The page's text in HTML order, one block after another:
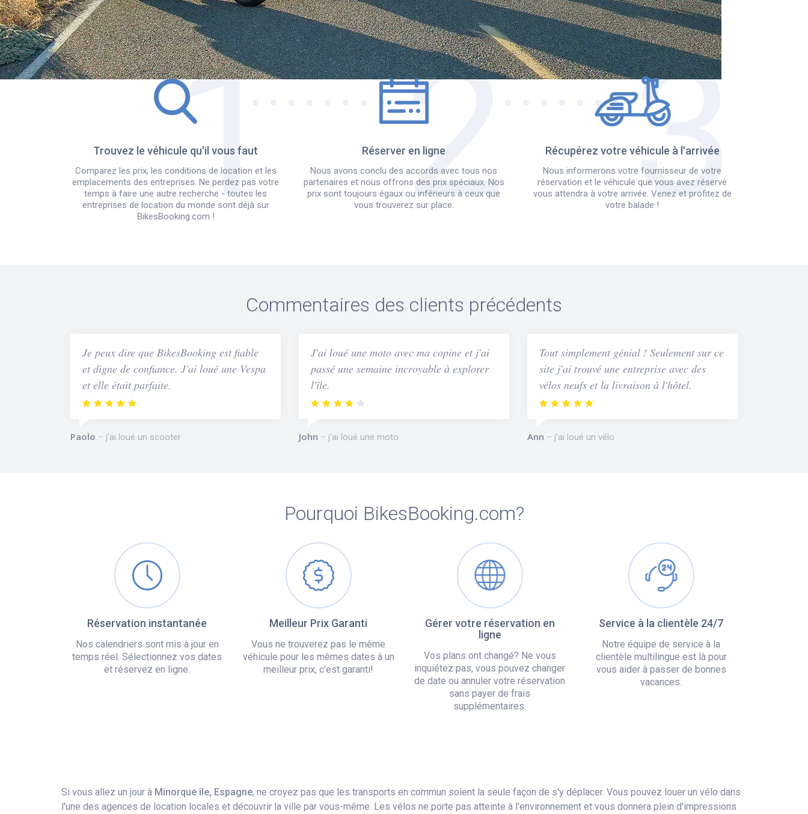
Comment ça marche?
Trouvez le véhicule qu'il vous faut
Comparez les prix, les conditions de location et les
emplacements des entreprises. Ne perdez pas votre
temps à faire une autre recherche - toutes les
entreprises de location du monde sont déjà sur
BikesBooking.com !
Réserver en ligne
Nous avons conclu des accords avec tous nos
partenaires et nous offrons des prix spéciaux. Nos
prix sont toujours égaux ou inférieurs à ceux que
vous trouverez sur place.
Récupérez votre véhicule à l'arrivée
Nous informerons votre fournisseur de votre
réservation et le véhicule que vous avez réservé
vous attendra à votre arrivée. Venez et profitez de
votre balade !
Commentaires des clients précédents
Je peux dire que BikesBooking est fiable
et digne de confiance. J'ai loué une Vespa
et elle était parfaite.
Paolo j'ai loué un scooter
J'ai loué une moto avec ma copine et j'ai
passé une semaine incroyable à explorer
l'île.
John j'ai loué une moto
Tout simplement génial ! Seulement sur ce
site j'ai trouvé une entreprise avec des
vélos neufs et la livraison à l'hôtel.
Ann j'ai loué un vélo
Pourquoi BikesBooking.com?
Réservation instantanée
Nos calendriers sont mis à jour en
temps réel. Sélectionnez vos dates
et réservez en ligne.
Meilleur Prix Garanti
Vous ne trouverez pas le même
véhicule pour les mêmes dates à un
meilleur prix, c'est garanti!
Gérer votre réservation en
ligne
Vos plans ont changé? Ne vous
inquiétez pas, vous pouvez changer
de date ou annuler votre réservation
sans payer de frais
supplémentaires.
Service à la clientèle 24/7
Notre équipe de service à la
clientèle multilingue est là pour
vous aider à passer de bonnes
vacances.
Si vous allez un jour à Minorque île, Espagne, ne croyez pas que les transports en commun soient la seule façon de s'y déplacer. Vous pouvez louer un vélo dans
l'une des agences de location locales et découvrir la ville par vous-même. Les vélos ne porte pas atteinte à l'environnement et vous donnera plein d'impressions